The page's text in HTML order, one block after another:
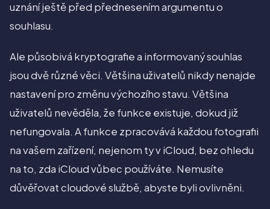
uznání ještě před přednesením argumentu o
souhlasu.
Ale působivá kryptografie a informovaný souhlas
jsou dvě různé věci. Většina uživatelů nikdy nenajde
nastavení pro změnu výchozího stavu. Většina
uživatelů nevěděla, že funkce existuje, dokud již
nefungovala. A funkce zpracovává každou fotografii
na vašem zařízení, nejenom ty v iCloud, bez ohledu
na to, zda iCloud vůbec používáte. Nemusíte
důvěřovat cloudové službě, abyste byli ovlivněni.